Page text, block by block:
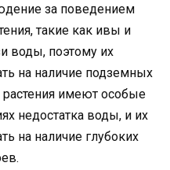
за поведением
такие как ивы и
воды, поэтому их
на наличие подземных
имеют особые
недостатка воды, и их
на наличие глубоких